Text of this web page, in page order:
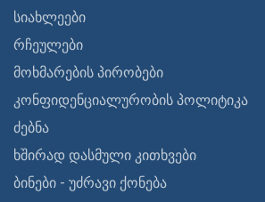
სიახლეები
რჩეულები
მოხმარების პირობები
კონფიდენციალურობის პოლიტიკა
ძებნა
ხშირად დასმული კითხვები
ბინები - უძრავი ქონება